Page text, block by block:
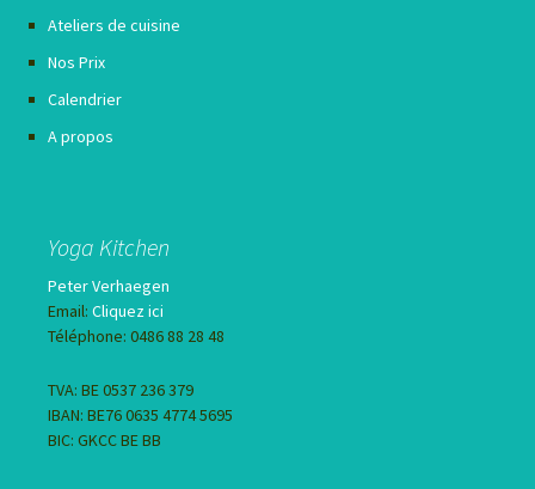
Ateliers de cuisine
Nos Prix
Calendrier
A propos
Yoga Kitchen
Peter Verhaegen
Email: Cliquez ici
Téléphone: 0486 88 28 48
TVA: BE 0537 236 379
IBAN: BE76 0635 4774 5695
BIC: GKCC BE BB